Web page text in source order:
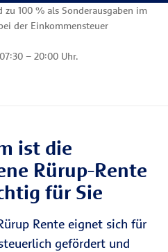
zu 100 % als Sonderausgaben im
der Einkommensteuer
– 20:00 Uhr.
ist die
Rürup-Rente
für Sie
Rente eignet sich für
gefördert und